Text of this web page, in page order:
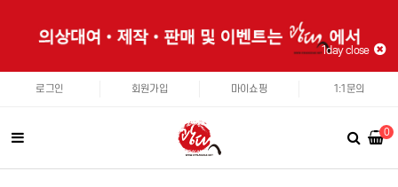
1day close
로그인 회원가입 마이쇼핑 1:1문의
0